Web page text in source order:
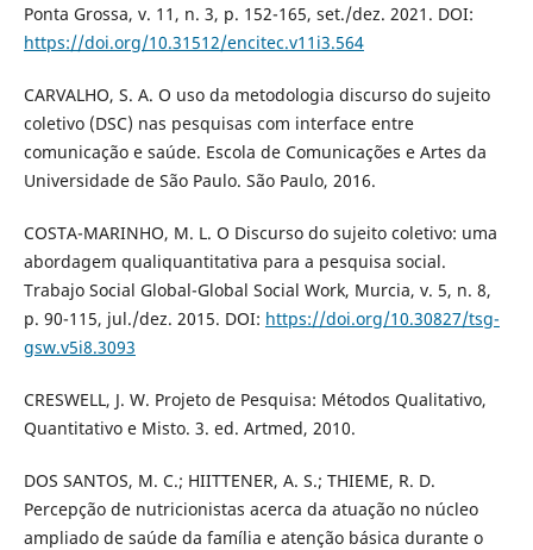
Ponta Grossa, v. 11, n. 3, p. 152-165, set./dez. 2021. DOI:
https://doi.org/10.31512/encitec.v11i3.564
CARVALHO, S. A. O uso da metodologia discurso do sujeito
coletivo (DSC) nas pesquisas com interface entre
comunicação e saúde. Escola de Comunicações e Artes da
Universidade de São Paulo. São Paulo, 2016.
COSTA-MARINHO, M. L. O Discurso do sujeito coletivo: uma
abordagem qualiquantitativa para a pesquisa social.
Trabajo Social Global-Global Social Work, Murcia, v. 5, n. 8,
p. 90-115, jul./dez. 2015. DOI: https://doi.org/10.30827/tsg-
gsw.v5i8.3093
CRESWELL, J. W. Projeto de Pesquisa: Métodos Qualitativo,
Quantitativo e Misto. 3. ed. Artmed, 2010.
DOS SANTOS, M. C.; HIITTENER, A. S.; THIEME, R. D.
Percepção de nutricionistas acerca da atuação no núcleo
ampliado de saúde da família e atenção básica durante o